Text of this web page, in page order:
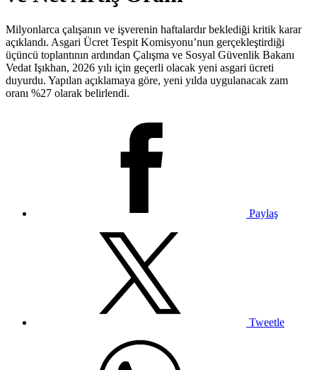
Milyonlarca çalışanın ve işverenin haftalardır beklediği kritik karar
açıklandı. Asgari Ücret Tespit Komisyonu’nun gerçekleştirdiği
üçüncü toplantının ardından Çalışma ve Sosyal Güvenlik Bakanı
Vedat Işıkhan, 2026 yılı için geçerli olacak yeni asgari ücreti
duyurdu. Yapılan açıklamaya göre, yeni yılda uygulanacak zam
oranı %27 olarak belirlendi.
Paylaş
Tweetle